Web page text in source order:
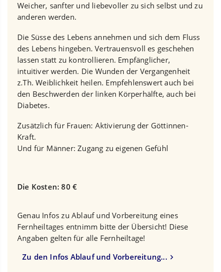
Weicher, sanfter und liebevoller zu sich selbst und zu
anderen werden.
Die Süsse des Lebens annehmen und sich dem Fluss
des Lebens hingeben. Vertrauensvoll es geschehen
lassen statt zu kontrollieren. Empfänglicher,
intuitiver werden. Die Wunden der Vergangenheit
z.Th. Weiblichkeit heilen. Empfehlenswert auch bei
den Beschwerden der linken Körperhälfte, auch bei
Diabetes.
Zusätzlich für Frauen: Aktivierung der Göttinnen-
Kraft.
Und für Männer: Zugang zu eigenen Gefühl
Die Kosten: 80 €
Genau Infos zu Ablauf und Vorbereitung eines
Fernheiltages entnimm bitte der Übersicht! Diese
Angaben gelten für alle Fernheiltage!
Zu den Infos Ablauf und Vorbereitung...